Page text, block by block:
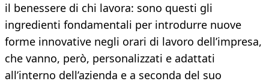
il benessere di chi lavora: sono questi gli
ingredienti fondamentali per introdurre nuove
forme innovative negli orari di lavoro dell’impresa,
che vanno, però, personalizzati e adattati
all’interno dell’azienda e a seconda del suo